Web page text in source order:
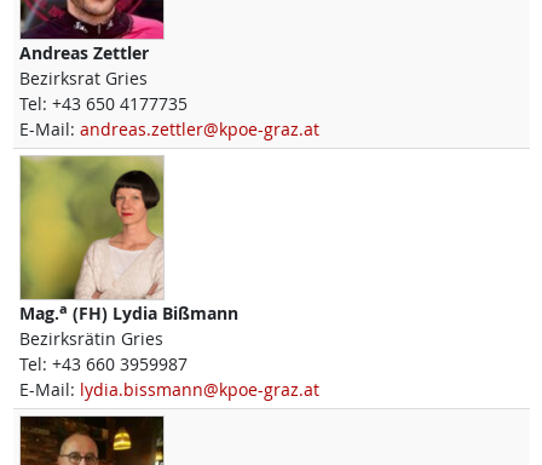
Andreas Zettler
Bezirksrat Gries
Tel: +43 650 4177735
E-Mail: andreas.zettler@kpoe-graz.at
Mag.a (FH) Lydia Bißmann
Bezirksrätin Gries
Tel: +43 660 3959987
E-Mail: lydia.bissmann@kpoe-graz.at